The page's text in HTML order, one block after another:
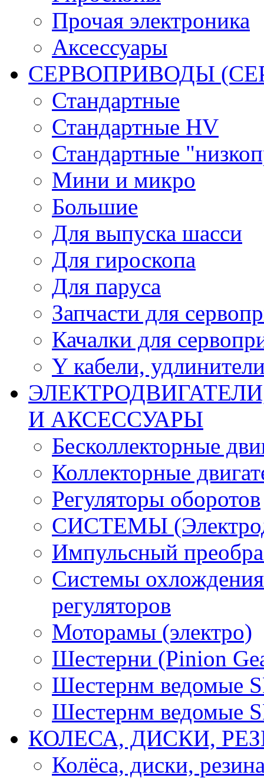
Прочая электроника
Аксессуары
СЕРВОПРИВОДЫ
Стандартные
Стандартные HV
Стандартные
Мини и микро
Большие
Для выпуска шасси
Для гироскопа
Для паруса
Запчасти для
Качалки для
Y кабели,
И АКСЕССУАРЫ
Бесколлекторные
Коллекторные
Регуляторы оборотов
СИСТЕМЫ
Импульсный
Системы охлождения
регуляторов
Моторамы (электро)
Шестерни (Pinion
Шестернм ведомые
Шестернм ведомые
КОЛЕСА, ДИСКИ,
Колёса, диски,